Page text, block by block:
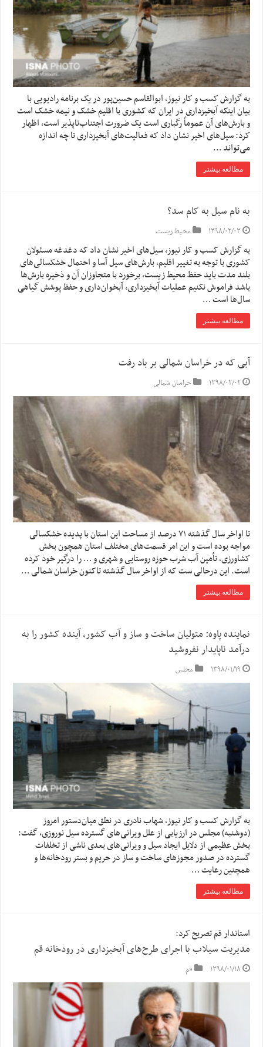
به گزارش کسب و کار نیوز، ابوالقاسم حسین‌پور در یک برنامه رادیویی با
بیان اینکه آبخیزداری در ایران که کشوری با اقلیم خشک و نیمه خشک است
و بارش‌های آن عموماً رگباری است یک ضرورت اجتناب‌ناپذیر است، اظهار
کرد: سیل‌های اخیر نشان داد که فعالیت‌های آبخیزداری تا چه اندازه
می‌تواند …
مطالعه بیشتر
به نام سیل به کام سد؟
۱۳۹۸/۰۲/۰۳ محیط زیست
به گزارش کسب و کار نیوز، سیل‌های اخیر نشان داد که دغدغه مسئولان
کشوری با توجه به تغییر اقلیم، بارش‌های سیل آسا و احتمال خشکسالی‌های
بلند مدت باید حفظ محیط زیست، برخورد با متجاوزان آن و ذخیره بارش‌ها
باشد فراموش نکنیم عملیات آبخیزداری، آبخوان‌داری و حفظ پوشش گیاهی
سال‌ها است …
مطالعه بیشتر
آبی که در خراسان شمالی بر باد رفت
۱۳۹۸/۰۲/۰۲ خراسان شمالی
تا اواخر سال گذشته ۷۱ درصد از مساحت این استان با پدیده خشکسالی
مواجه بوده است و این امر قسمت‌های مختلف استان همچون بخش
کشاورزی، تأمین آب شرب حوزه روستایی و شهری و … را درگیر خود کرده
است. این درحالی ست که از اواخر سال گذشته تاکنون خراسان شمالی …
مطالعه بیشتر
نماینده پاوه: متولیان ساخت و ساز و آب کشور، آینده کشور را به
درآمد ناپایدار نفروشید
۱۳۹۸/۰۱/۱۹ مجلس
به گزارش کسب و کار نیوز، شهاب نادری در نطق میان‌دستور امروز
(دوشنبه) مجلس در ارزیابی از علل ویرانی‌های گسترده سیل نوروزی، گفت:
بخش عظیمی از دلایل ایجاد سیل و ویرانی‌های بعدی ناشی از تخلفات
گسترده در صدور مجوزهای ساخت و ساز در حریم و بستر رودخانه‌ها و
همچنین رعایت …
مطالعه بیشتر
استاندار قم تصریح کرد:
مدیریت سیلاب با اجرای طرح‌های آبخیزداری در رودخانه قم
۱۳۹۸/۰۱/۱۸ قم